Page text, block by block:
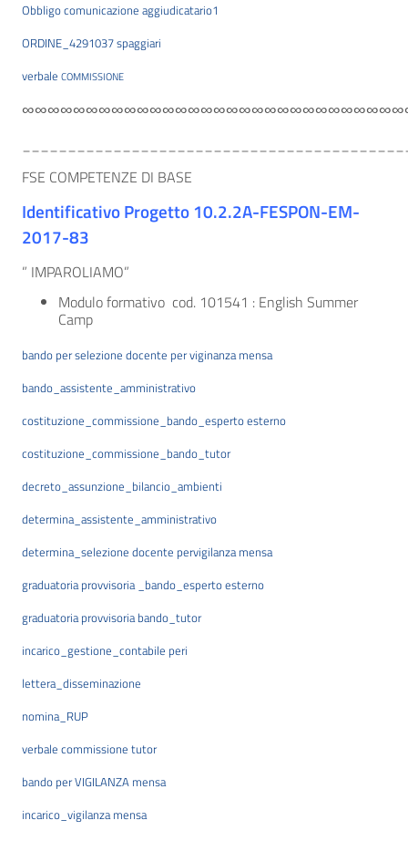
Obbligo comunicazione aggiudicatario1
ORDINE_4291037 spaggiari
verbale COMMISSIONE
FSE COMPETENZE DI BASE
Identificativo Progetto 10.2.2A-FESPON-EM-
2017-83
” IMPAROLIAMO”
Modulo formativo cod. 101541 : English Summer
Camp
bando per selezione docente per viginanza mensa
bando_assistente_amministrativo
costituzione_commissione_bando_esperto esterno
costituzione_commissione_bando_tutor
decreto_assunzione_bilancio_ambienti
determina_assistente_amministrativo
determina_selezione docente pervigilanza mensa
graduatoria provvisoria _bando_esperto esterno
graduatoria provvisoria bando_tutor
incarico_gestione_contabile peri
lettera_disseminazione
nomina_RUP
verbale commissione tutor
bando per VIGILANZA mensa
incarico_vigilanza mensa